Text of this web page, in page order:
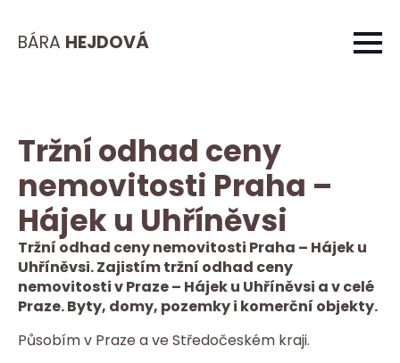
BÁRA HEJDOVÁ
Tržní odhad ceny
nemovitosti Praha –
Hájek u Uhříněvsi
Tržní odhad ceny nemovitosti Praha – Hájek u
Uhříněvsi. Zajistím tržní odhad ceny
nemovitosti v Praze – Hájek u Uhříněvsi a v celé
Praze. Byty, domy, pozemky i komerční objekty.
Působím v Praze a ve Středočeském kraji.